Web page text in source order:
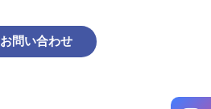
お問い合わせ